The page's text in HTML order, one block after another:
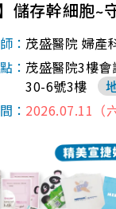
儲存幹細胞~
： 茂盛醫院 婦產
： 茂盛醫院3樓
30-6號3樓
： 2026.07.11（